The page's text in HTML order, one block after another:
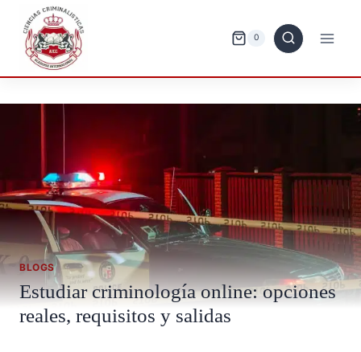
Saltar
contenido
0
BLOGS
Estudiar criminología online: opciones
reales, requisitos y salidas